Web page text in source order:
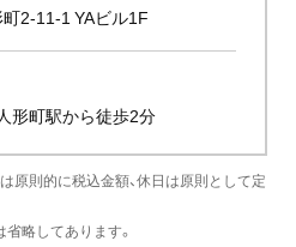
2-11-1 YAビル1F
形町駅から徒歩2分
原則的に税込金額、休日は原則として定
省略してあります。